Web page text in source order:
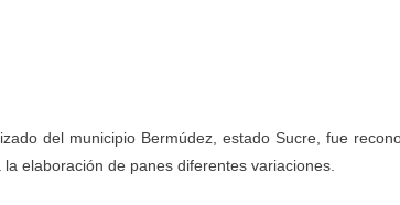
del municipio Bermúdez, estado Sucre, fue
elaboración de panes diferentes variaciones.